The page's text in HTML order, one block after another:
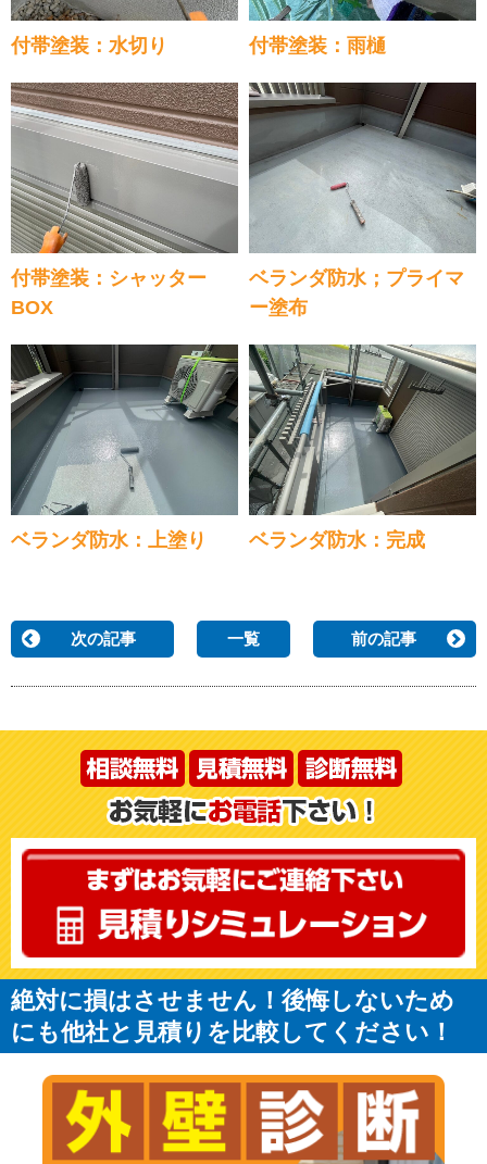
付帯塗装：水切り 付帯塗装：雨樋
付帯塗装：シャッター
BOX
ベランダ防水；プライマ
ー塗布
ベランダ防水：上塗り ベランダ防水：完成
次の記事 一覧 前の記事
絶対に損はさせません！後悔しないため
にも他社と見積りを比較してください！